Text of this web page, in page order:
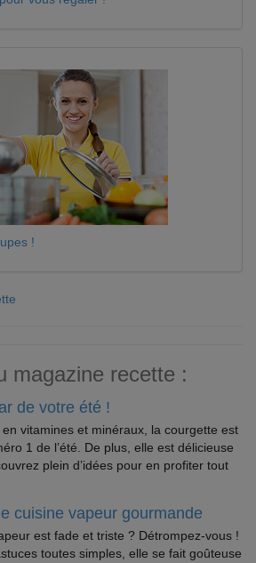
!
magazine recette :
de votre été !
vitamines et minéraux, la courgette est
1 de l’été. De plus, elle est délicieuse
plein d’idées pour en profiter tout
cuisine vapeur gourmande
est fade et triste ? Détrompez-vous !
toutes simples, elle se fait goûteuse